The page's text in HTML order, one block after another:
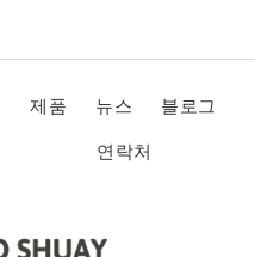
제품 뉴스 블로그
연락처